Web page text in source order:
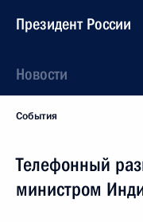
Президент России
Новости
События
Телефонный
министром